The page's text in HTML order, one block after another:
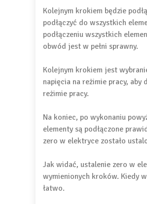
Kolejnym krokiem będzie
podłączyć do wszystkich
podłączeniu wszystkich
obwód jest w pełni sprawny.
Kolejnym krokiem jest
napięcia na reżimie pracy, aby
reżimie pracy.
Na koniec, po wykonaniu
elementy są podłączone
zero w elektryce zostało
Jak widać, ustalenie zero w
wymienionych kroków. Kiedy
łatwo.